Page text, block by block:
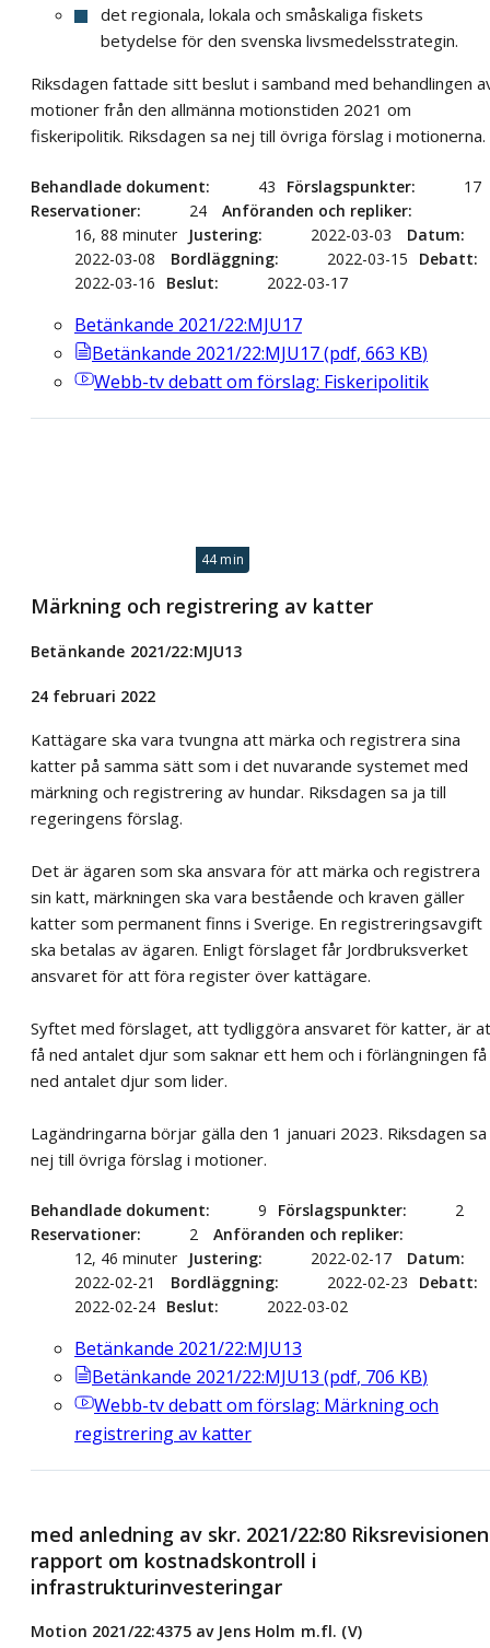
det regionala, lokala och småskaliga fiskets
betydelse för den svenska livsmedelsstrategin.
Riksdagen fattade sitt beslut i samband med behandlingen
motioner från den allmänna motionstiden 2021 om
fiskeripolitik. Riksdagen sa nej till övriga förslag i motionerna.
Behandlade dokument 43 Förslagspunkter
17
Reservationer
24
Anföranden och repliker
16, 88 minuter
Justering 2022-03-03
Datum
2022-03-08
Bordläggning 2022-03-15
Debatt
2022-03-16
Beslut 2022-03-17
Betänkande 2021/22:MJU17
Betänkande 2021/22:MJU17(pdf, 663 KB)
Webb-tvdebatt om förslag: Fiskeripolitik
44 min
Märkning och registrering av katter
Betänkande 2021/22:MJU13
24 februari 2022
Kattägare ska vara tvungna att märka och registrera sina
katter på samma sätt som i det nuvarande systemet med
märkning och registrering av hundar. Riksdagen sa ja till
regeringens förslag.
Det är ägaren som ska ansvara för att märka och registrera
sin katt, märkningen ska vara bestående och kraven gäller
katter som permanent finns i Sverige. En registreringsavgift
ska betalas av ägaren. Enligt förslaget får Jordbruksverket
ansvaret för att föra register över kattägare.
Syftet med förslaget, att tydliggöra ansvaret för katter, är
få ned antalet djur som saknar ett hem och i förlängningen få
ned antalet djur som lider.
Lagändringarna börjar gälla den 1 januari 2023. Riksdagen sa
nej till övriga förslag i motioner.
Behandlade dokument 9 Förslagspunkter
2
Reservationer
2
Anföranden och repliker
12, 46 minuter
Justering 2022-02-17
Datum
2022-02-21
Bordläggning 2022-02-23
Debatt
2022-02-24 Beslut 2022-03-02
Betänkande 2021/22:MJU13
Betänkande 2021/22:MJU13 (pdf, 706 KB)
Webb-tvdebatt om förslag: Märkning och
registrering av katter
med anledning av skr. 2021/22:80
rapport om kostnadskontroll i
infrastrukturinvesteringar
Motion 2021/22:4375 av Jens Holm m.fl. (V)